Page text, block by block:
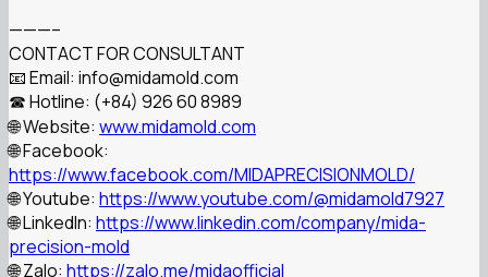
———–
CONTACT FOR CONSULTANT
📧 Email: info@midamold.com
☎ Hotline: (+84) 926 60 8989
🌐 Website: www.midamold.com
🌐 Facebook:
https://www.facebook.com/MIDAPRECISIONMOLD/
🌐 Youtube: https://www.youtube.com/@midamold7927
🌐 LinkedIn: https://www.linkedin.com/company/mida-
precision-mold
🌐 Zalo: https://zalo.me/midaofficial